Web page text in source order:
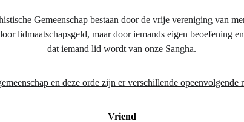
Gemeenschap bestaan door de vrije vereniging van
lidmaatschapsgeld, maar door iemands eigen beoefening
dat iemand lid wordt van onze Sangha.
en deze orde zijn er verschillende opeenvolgende
Vriend